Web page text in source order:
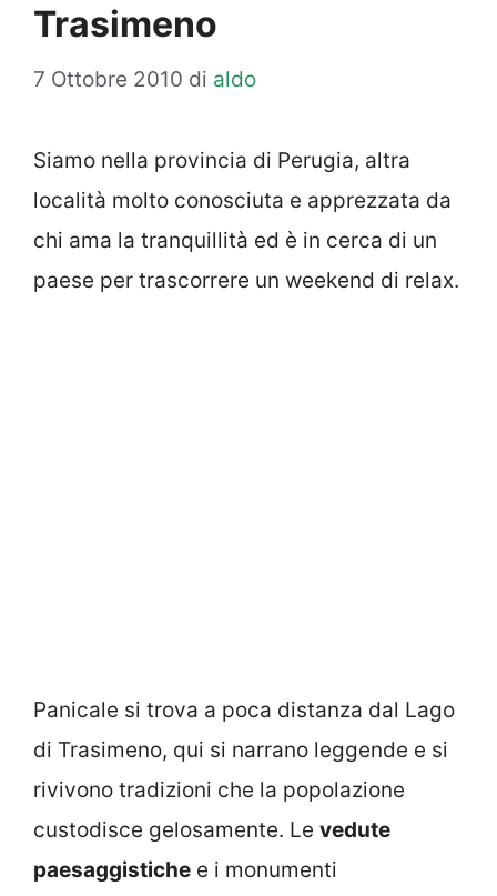
Trasimeno
7 Ottobre 2010 di aldo
Siamo nella provincia di Perugia, altra
località molto conosciuta e apprezzata da
chi ama la tranquillità ed è in cerca di un
paese per trascorrere un weekend di relax.
Panicale si trova a poca distanza dal Lago
di Trasimeno, qui si narrano leggende e si
rivivono tradizioni che la popolazione
custodisce gelosamente. Le vedute
paesaggistiche e i monumenti